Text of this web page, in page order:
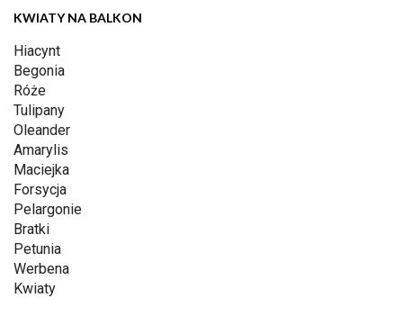
KWIATY NA BALKON
Hiacynt
Begonia
Róże
Tulipany
Oleander
Amarylis
Maciejka
Forsycja
Pelargonie
Bratki
Petunia
Werbena
Kwiaty